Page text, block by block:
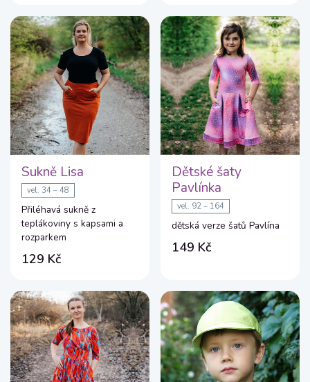
Sukně Lisa
vel. 34 – 48
Přiléhavá sukně z
teplákoviny s kapsami a
rozparkem
129 Kč
Dětské šaty
Pavlínka
vel. 92 – 164
dětská verze šatů Pavlína
149 Kč